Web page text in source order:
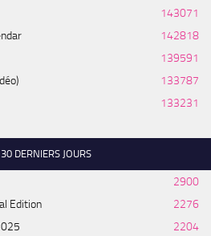
143071
142818
139591
133787
133231
30 DERNIERS JOURS
2900
Edition
2276
2204